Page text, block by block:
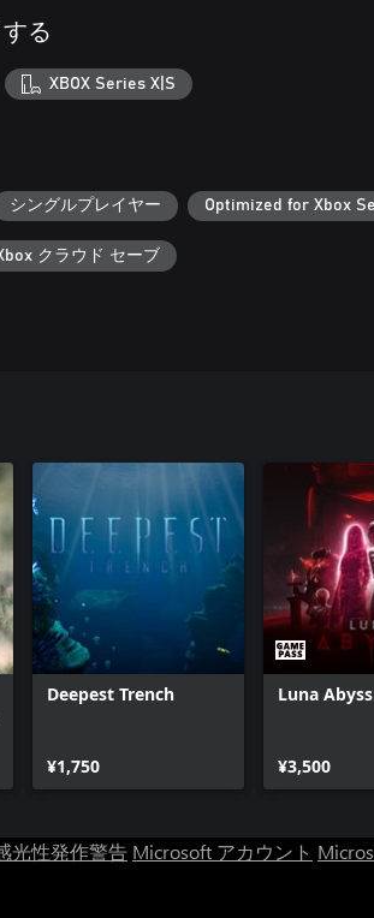
る
XBOX Series X|S
シングルプレイヤー Optimized for Xbox
クラウド セーブ
Deepest Trench
¥1,750
Luna Abyss
¥3,500
光性発作警告 Microsoft アカウント